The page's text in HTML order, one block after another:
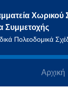
Συμμετοχής
Πολεοδομικά
Αρχική